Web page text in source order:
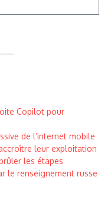
Copilot pour
de l’internet mobile
leur exploitation
les étapes
le renseignement russe